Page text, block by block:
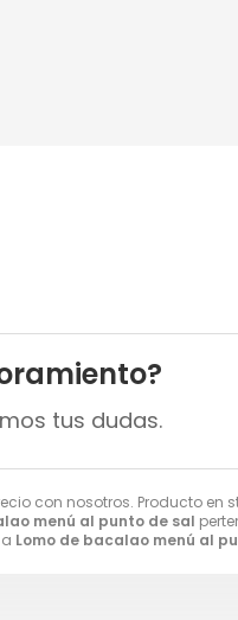
con nosotros. Producto en
menú al punto de sal
Lomo de bacalao menú al
tus dudas.